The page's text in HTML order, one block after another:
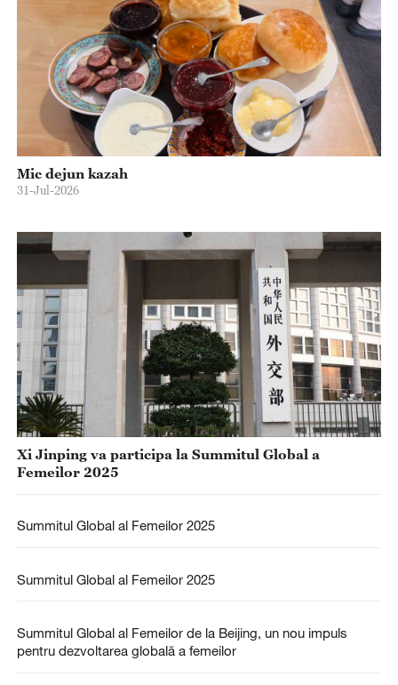
Mic dejun kazah
31-Jul-2026
Xi Jinping va participa la Summitul Global a
Femeilor 2025
Summitul Global al Femeilor 2025
Summitul Global al Femeilor 2025
Summitul Global al Femeilor de la Beijing, un nou impuls
pentru dezvoltarea globală a femeilor